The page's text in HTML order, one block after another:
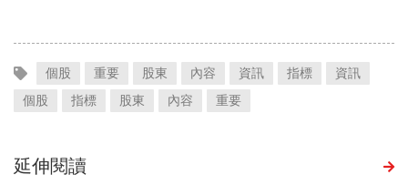
個股 重要 股東 內容 資訊 指標
資訊
個股
指標 股東 內容 重要
延伸閱讀